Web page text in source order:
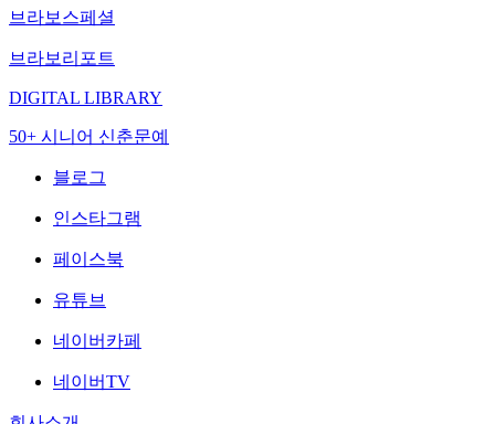
브라보스페셜
브라보리포트
DIGITAL LIBRARY
50+ 시니어 신춘문예
블로그
인스타그램
페이스북
유튜브
네이버카페
네이버TV